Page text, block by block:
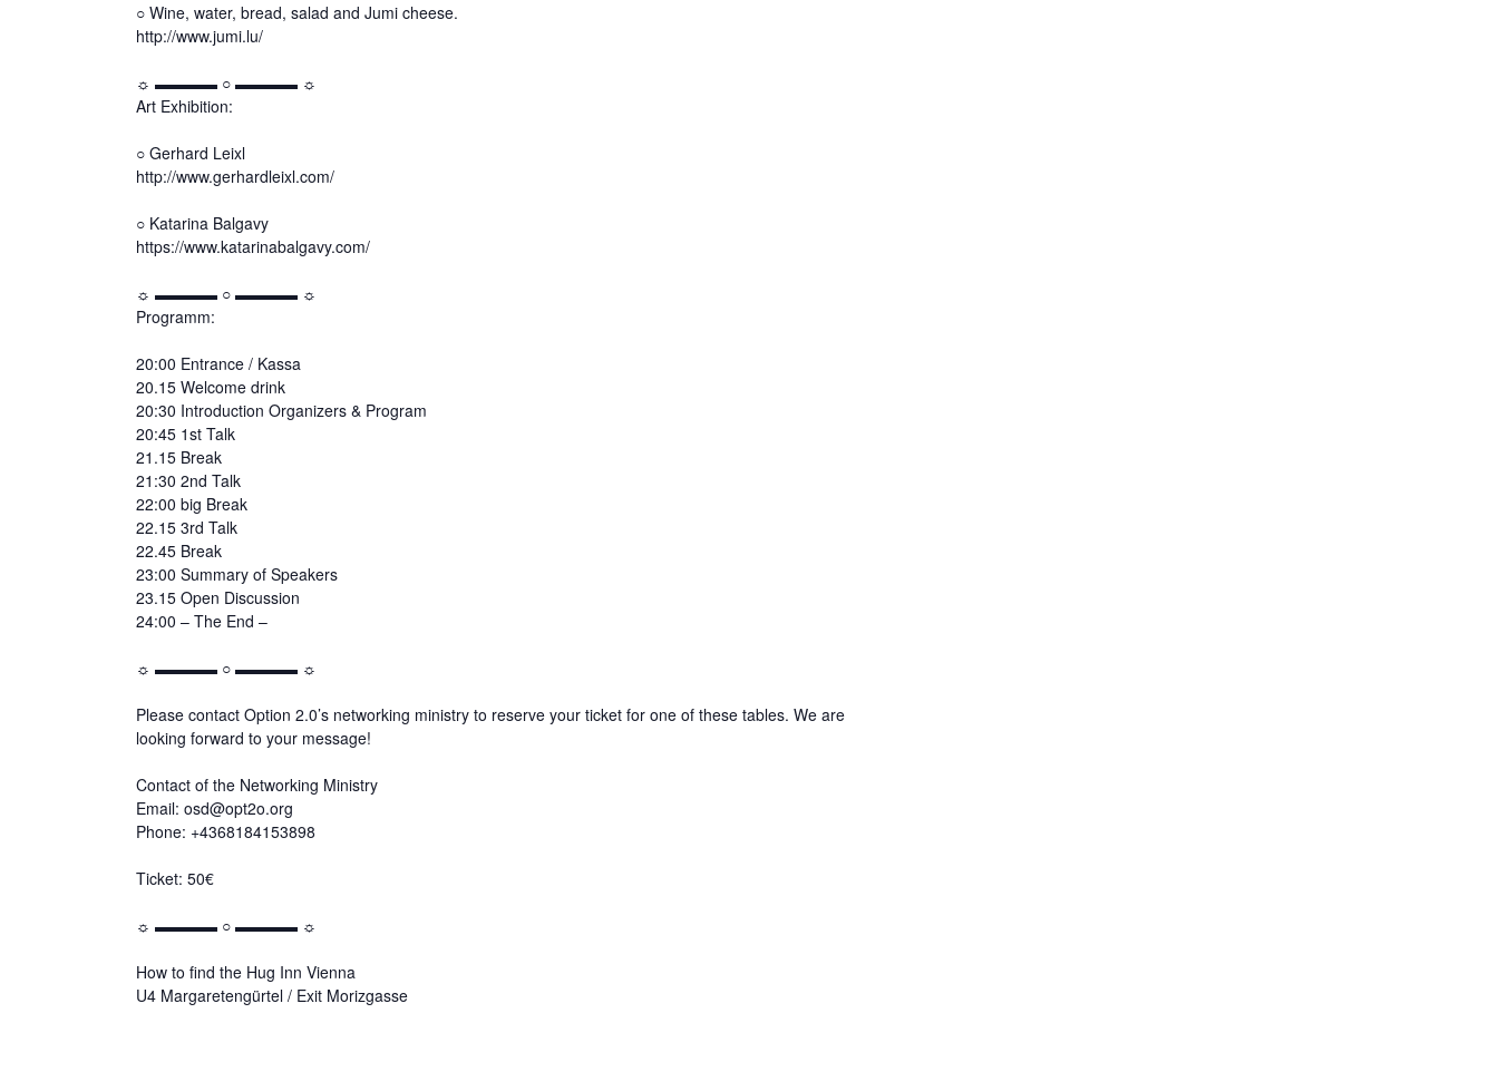
○ Wine, water, bread, salad and Jumi cheese.
http://www.jumi.lu/
☼ ▬▬▬▬ ○ ▬▬▬▬ ☼
Art Exhibition:
○ Gerhard Leixl
http://www.gerhardleixl.com/
○ Katarina Balgavy
https://www.katarinabalgavy.com/
☼ ▬▬▬▬ ○ ▬▬▬▬ ☼
Programm:
20:00 Entrance / Kassa
20.15 Welcome drink
20:30 Introduction Organizers & Program
20:45 1st Talk
21.15 Break
21:30 2nd Talk
22:00 big Break
22.15 3rd Talk
22.45 Break
23:00 Summary of Speakers
23.15 Open Discussion
24:00 – The End –
☼ ▬▬▬▬ ○ ▬▬▬▬ ☼
Please contact Option 2.0’s networking ministry to reserve your ticket for one of these tables. We are
looking forward to your message!
Contact of the Networking Ministry
Email: osd@opt2o.org
Phone: +4368184153898
Ticket: 50€
☼ ▬▬▬▬ ○ ▬▬▬▬ ☼
How to find the Hug Inn Vienna
U4 Margaretengürtel / Exit Morizgasse